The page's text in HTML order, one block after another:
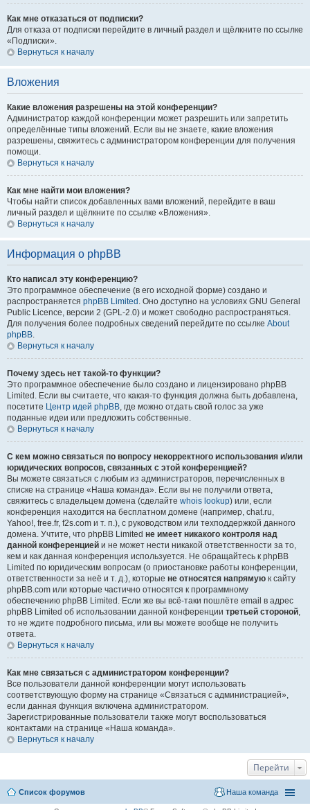
Как мне отказаться от подписки?
Для отказа от подписки перейдите в личный раздел и щёлкните по ссылке
«Подписки».
Вернуться к началу
Вложения
Какие вложения разрешены на этой конференции?
Администратор каждой конференции может разрешить или запретить
определённые типы вложений. Если вы не знаете, какие вложения
разрешены, свяжитесь с администратором конференции для получения
помощи.
Вернуться к началу
Как мне найти мои вложения?
Чтобы найти список добавленных вами вложений, перейдите в ваш
личный раздел и щёлкните по ссылке «Вложения».
Вернуться к началу
Информация о phpBB
Кто написал эту конференцию?
Это программное обеспечение (в его исходной форме) создано и
распространяется phpBB Limited . Оно доступно на условиях GNU General
Public Licence, версии 2 (GPL-2.0) и может свободно распространяться.
Для получения более подробных сведений перейдите по ссылке About
phpBB.
Вернуться к началу
Почему здесь нет такой-то функции?
Это программное обеспечение было создано и лицензировано phpBB
Limited. Если вы считаете, что какая-то функция должна быть добавлена,
посетите Центр идей phpBB, где можно отдать свой голос за уже
поданные идеи или предложить собственные.
Вернуться к началу
С кем можно связаться по вопросу некорректного использования и/или
юридических вопросов, связанных с этой конференцией?
Вы можете связаться с любым из администраторов, перечисленных в
списке на странице «Наша команда». Если вы не получили ответа,
свяжитесь с владельцем домена (сделайте whois lookup) или, если
конференция находится на бесплатном домене (например, chat.ru,
Yahoo!, free.fr, f2s.com и т. п.), с руководством или техподдержкой данного
домена. Учтите, что phpBB Limited не имеет никакого контроля над
данной конференцией и не может нести никакой ответственности за то,
кем и как данная конференция используется. Не обращайтесь к phpBB
Limited по юридическим вопросам (о приостановке работы конференции,
ответственности за неё и т. д.), которые не относятся напрямую к сайту
phpBB.com или которые частично относятся к программному
обеспечению phpBB Limited. Если же вы всё-таки пошлёте email в адрес
phpBB Limited об использовании данной конференции третьей стороной,
то не ждите подробного письма, или вы можете вообще не получить
ответа.
Вернуться к началу
Как мне связаться с администратором конференции?
Все пользователи данной конференции могут использовать
соответствующую форму на странице «Связаться с администрацией»,
если данная функция включена администратором.
Зарегистрированные пользователи также могут воспользоваться
контактами на странице «Наша команда».
Вернуться к началу
Перейти
Список форумов Наша команда